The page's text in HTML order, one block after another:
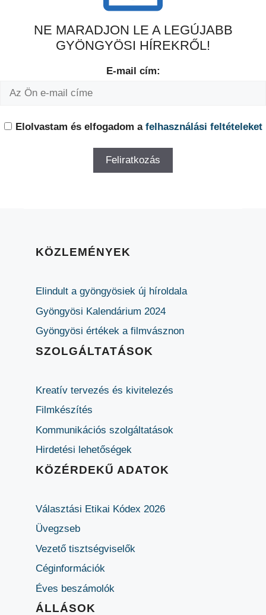
NE MARADJON LE A LEGÚJABB
GYÖNGYÖSI HÍREKRŐL!
E-mail cím:
Elolvastam és elfogadom a felhasználási feltételeket
KÖZLEMÉNYEK
Elindult a gyöngyösiek új híroldala
Gyöngyösi Kalendárium 2024
Gyöngyösi értékek a filmvásznon
SZOLGÁLTATÁSOK
Kreatív tervezés és kivitelezés
Filmkészítés
Kommunikációs szolgáltatások
Hirdetési lehetőségek
KÖZÉRDEKŰ ADATOK
Választási Etikai Kódex 2026
Üvegzseb
Vezető tisztségviselők
Céginformációk
Éves beszámolók
ÁLLÁSOK